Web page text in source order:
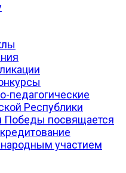
педагогические
Республики
Победы посвящается
участием